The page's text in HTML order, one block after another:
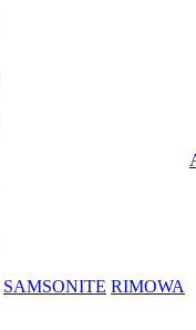
SAMSONITE RIMOWA